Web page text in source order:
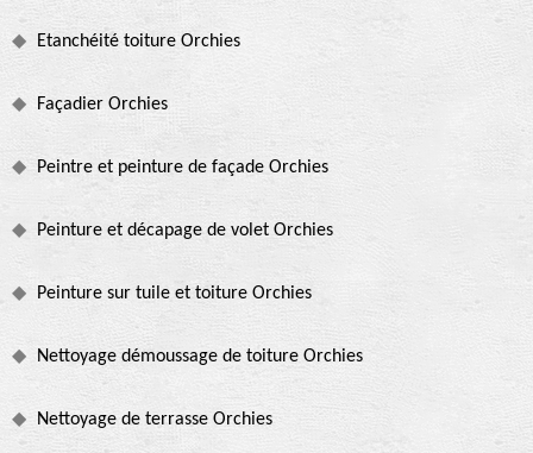
Etanchéité toiture Orchies
Façadier Orchies
Peintre et peinture de façade Orchies
Peinture et décapage de volet Orchies
Peinture sur tuile et toiture Orchies
Nettoyage démoussage de toiture Orchies
Nettoyage de terrasse Orchies